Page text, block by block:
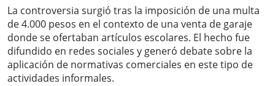
La controversia surgió tras la imposición de una multa
de 4.000 pesos en el contexto de una venta de garaje
donde se ofertaban artículos escolares. El hecho fue
difundido en redes sociales y generó debate sobre la
aplicación de normativas comerciales en este tipo de
actividades informales.